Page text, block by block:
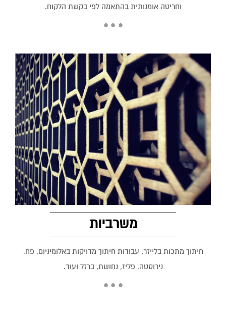
וחריטה אומנותית בהתאמה לפי בקשת הלקוח.
משרביות
חיתוך מתכות בלייזר. עבודות חיתוך מדויקות באלומיניום, פח,
נירוסטה, פליז, נחושת, ברזל ועוד.